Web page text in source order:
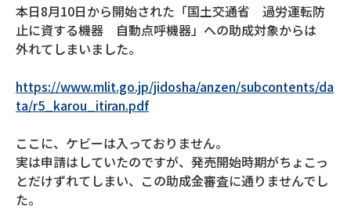
本日8月10日から開始された「国土交通省 過労運転防
止に資する機器 自動点呼機器」への助成対象からは
外れてしまいました。
https://www.mlit.go.jp/jidosha/anzen/subcontents/da
ta/r5_karou_itiran.pdf
ここに、ケビーは入っておりません。
実は申請はしていたのですが、発売開始時期がちょこっ
とだけずれてしまい、この助成金審査に通りませんでし
た。